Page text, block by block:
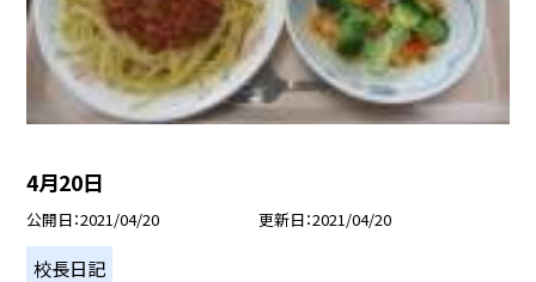
4月20日
公開日 2021/04/20 更新日 2021/04/20
校長日記